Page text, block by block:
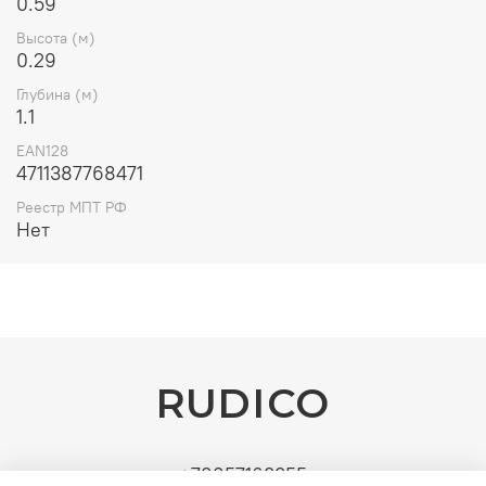
Высота (м)
0.29
Глубина (м)
1.1
EAN128
4711387768471
Реестр МПТ РФ
Нет
+79857163355
RUDICO